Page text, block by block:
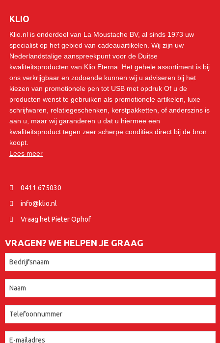
KLIO
Klio.nl is onderdeel van La Moustache BV, al sinds 1973 uw
specialist op het gebied van cadeauartikelen. Wij zijn uw
Nederlandstalige aanspreekpunt voor de Duitse
kwaliteitsproducten van Klio Eterna. Het gehele assortiment is bij
ons verkrijgbaar en zodoende kunnen wij u adviseren bij het
kiezen van promotionele pen tot USB met opdruk Of u de
producten wenst te gebruiken als promotionele artikelen, luxe
schrijfwaren, relatiegeschenken, kerstpakketten, of anderszins is
aan u, maar wij garanderen u dat u hiermee een
kwaliteitsproduct tegen zeer scherpe condities direct bij de bron
koopt.
Lees meer
0411 675030
info@klio.nl
Vraag het Pieter Ophof
VRAGEN? WE HELPEN JE GRAAG